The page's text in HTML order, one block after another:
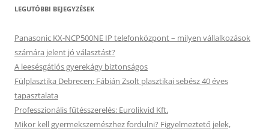
LEGUTÓBBI BEJEGYZÉSEK
Panasonic KX-NCP500NE IP telefonközpont – milyen vállalkozások
számára jelent jó választást?
A leesésgátlós gyerekágy biztonságos
Fülplasztika Debrecen: Fábián Zsolt plasztikai sebész 40 éves
tapasztalata
Professzionális fűtésszerelés: Eurolikvid Kft.
Mikor kell gyermekszemészhez fordulni? Figyelmeztető jelek,